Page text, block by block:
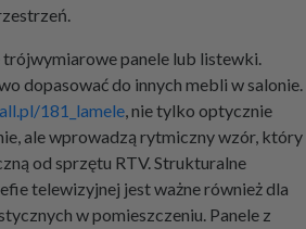
trójwymiarowe panele lub listewki.
dopasować do innych mebli w salonie.
181_lamele, nie tylko optycznie
ale wprowadzą rytmiczny wzór, który
od sprzętu RTV. Strukturalne
telewizyjnej jest ważne również dla
w pomieszczeniu. Panele z